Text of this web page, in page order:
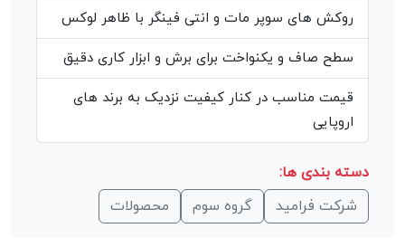
روکش های سوپر مات و انتی فینگر با ظاهر لوکس
سطح صاف و یکنواخت برای برش و ابزار کاری دقیق
قیمت مناسب در کنار کیفیت نزدیک به برند های
اروپایی
دسته بندی ها:
شرکت فرامید
گروه سوم محصولات